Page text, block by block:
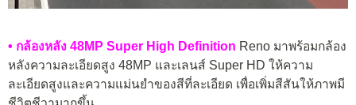
• กล้องหลัง 48MP Super High Definition Reno มาพร้อมกล้อง
หลังความละเอียดสูง 48MP และเลนส์ Super HD ให้ความ
ละเอียดสูงและความแม่นยำของสีที่ละเอียด เพื่อเพิ่มสีสันให้ภาพมี